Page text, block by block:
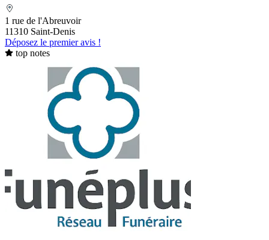
1 rue de l'Abreuvoir
11310 Saint-Denis
Déposez le premier avis !
top notes